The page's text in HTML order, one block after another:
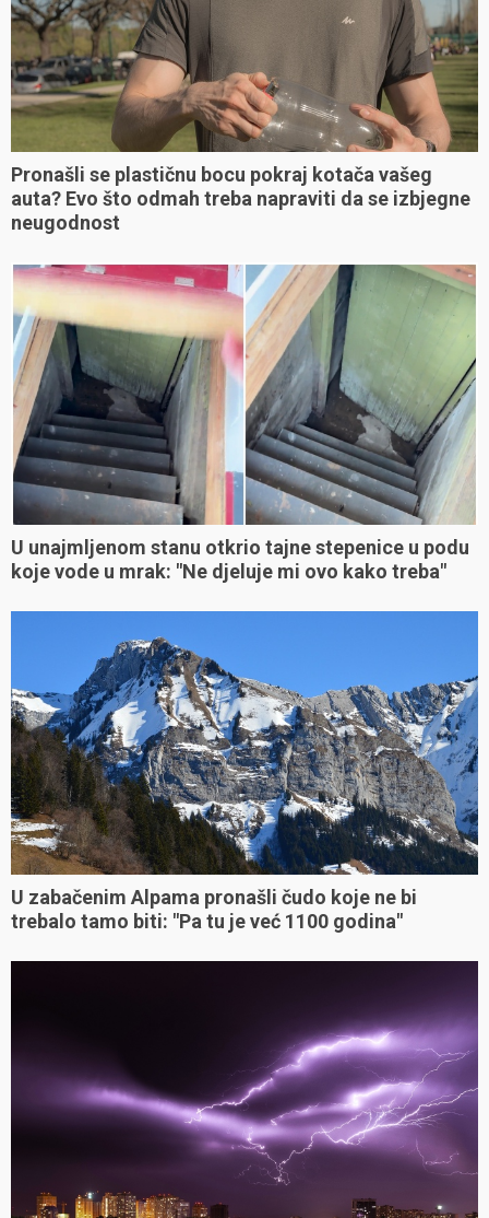
Pronašli se plastičnu bocu pokraj kotača vašeg
auta? Evo što odmah treba napraviti da se izbjegne
neugodnost
U unajmljenom stanu otkrio tajne stepenice u podu
koje vode u mrak: "Ne djeluje mi ovo kako treba"
U zabačenim Alpama pronašli čudo koje ne bi
trebalo tamo biti: "Pa tu je već 1100 godina"